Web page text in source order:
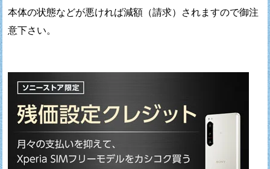
本体の状態などが悪ければ減額（請求）されますので御注
意下さい。